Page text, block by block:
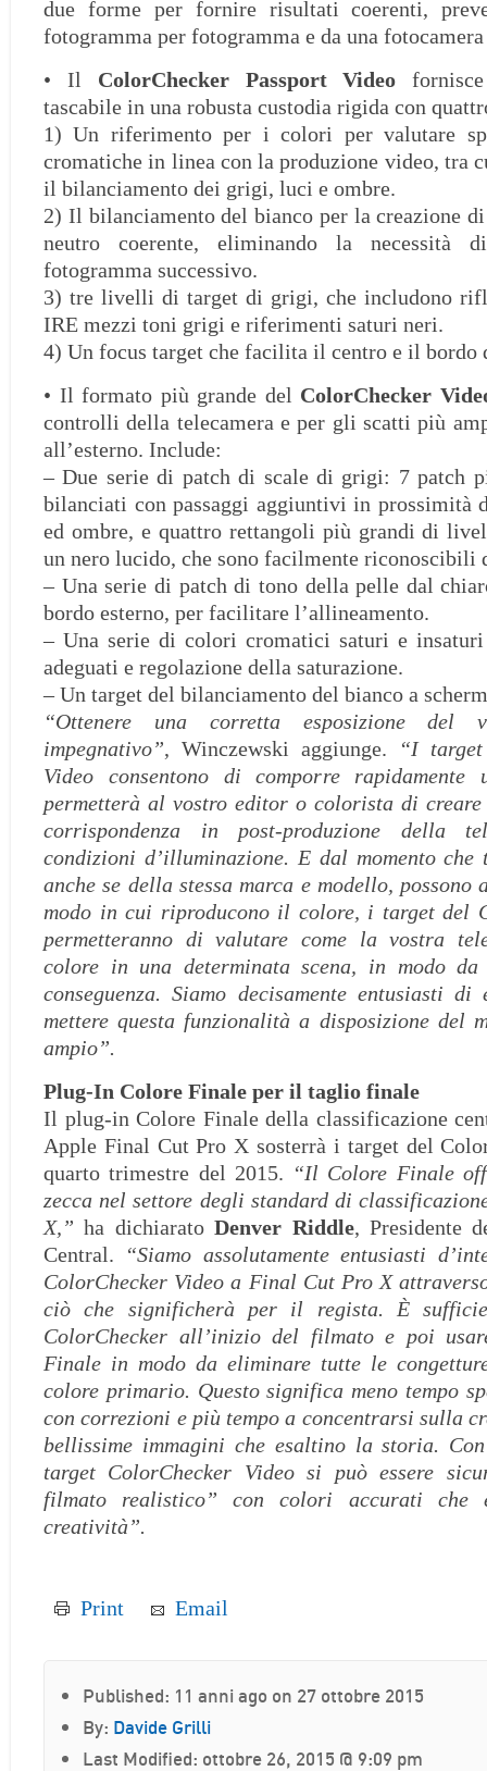
due forme per fornire risultati coerenti,
fotogramma per fotogramma e da una
• Il ColorChecker Passport Video
tascabile in una robusta custodia rigida con
1) Un riferimento per i colori per valutare
cromatiche in linea con la produzione video, tra
il bilanciamento dei grigi, luci e ombre.
2) Il bilanciamento del bianco per la creazione
neutro coerente, eliminando la necessità
fotogramma successivo.
3) tre livelli di target di grigi, che includono
IRE mezzi toni grigi e riferimenti saturi neri.
4) Un focus target che facilita il centro e il bordo
• Il formato più grande del ColorChecker
controlli della telecamera e per gli scatti più
all’esterno. Include:
– Due serie di patch di scale di grigi: 7 patch
bilanciati con passaggi aggiuntivi in ​​prossimità
ed ombre, e quattro rettangoli più grandi di
un nero lucido, che sono facilmente riconoscibili
– Una serie di patch di tono della pelle dal
bordo esterno, per facilitare l’allineamento.
– Una serie di colori cromatici saturi e
adeguati e regolazione della saturazione.
– Un target del bilanciamento del bianco a
“Ottenere una corretta esposizione del
impegnativo”, Winczewski aggiunge.
“I
Video consentono di comporre rapidamente
permetterà al vostro editor o colorista di
corrispondenza in post-produzione della
condizioni d’illuminazione. E dal momento che
anche se della stessa marca e modello, possono
modo in cui riproducono il colore, i target del
permetteranno di valutare come la vostra
colore in una determinata scena, in modo
conseguenza. Siamo decisamente entusiasti
mettere questa funzionalità a disposizione del
ampio”.
Plug-In Colore Finale per il taglio finale
Il plug-in Colore Finale della classificazione
Apple Final Cut Pro X sosterrà i target del
quarto trimestre del 2015. “Il Colore Finale
zecca nel settore degli standard di
X,” ha dichiaratoDenver Riddle, Presidente
Central.
“Siamo assolutamente entusiasti
ColorChecker Video a Final Cut Pro X
ciò che significherà per il regista. È
ColorChecker all’inizio del filmato e poi
Finale in modo da eliminare tutte le
colore primario. Questo significa meno tempo
con correzioni e più tempo a concentrarsi sulla
bellissime immagini che esaltino la storia.
target ColorChecker Video si può essere
filmato realistico” con colori accurati che
creatività”.
Print Email
Published: 11 anni ago on 27 ottobre 2015
By: Davide Grilli
Last Modified: ottobre 26, 2015 @ 9:09 pm